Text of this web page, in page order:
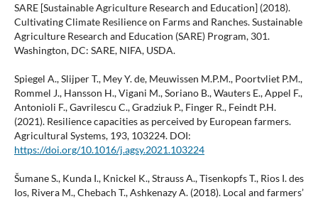
SARE [Sustainable Agriculture Research and Education] (2018).
Cultivating Climate Resilience on Farms and Ranches. Sustainable
Agriculture Research and Education (SARE) Program, 301.
Washington, DC: SARE, NIFA, USDA.
Spiegel A., Slijper T., Mey Y. de, Meuwissen M.P.M., Poortvliet P.M.,
Rommel J., Hansson H., Vigani M., Soriano B., Wauters E., Appel F.,
Antonioli F., Gavrilescu C., Gradziuk P., Finger R., Feindt P.H.
(2021). Resilience capacities as perceived by European farmers.
Agricultural Systems, 193, 103224. DOI:
https://doi.org/10.1016/j.agsy.2021.103224
Šumane S., Kunda I., Knickel K., Strauss A., Tisenkopfs T., Rios I. des
Ios, Rivera M., Chebach T., Ashkenazy A. (2018). Local and farmers’